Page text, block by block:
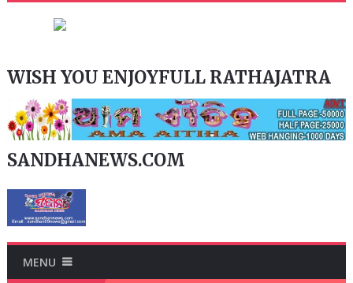
WISH YOU ENJOYFULL RATHAJATRA
SANDHANEWS.COM
MENU